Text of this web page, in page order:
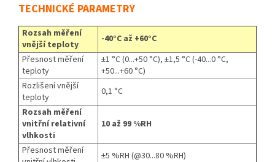
TECHNICKÉ PARAMETRY
Rozsah měření
vnější teploty
-40°C až +60°C
Přesnost měření
teploty
±1 °C (0...+50 °C), ±1,5 °C (-40...0 °C,
+50...+60 °C)
Rozlišení vnější
teploty
0,1 °C
Rozsah měření
vnitřní relativní
vlhkosti
10 až 99 %RH
Přesnost měření
±5 %RH (@30...80 %RH)